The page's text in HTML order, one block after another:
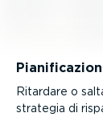
Ritardare o
strategia di